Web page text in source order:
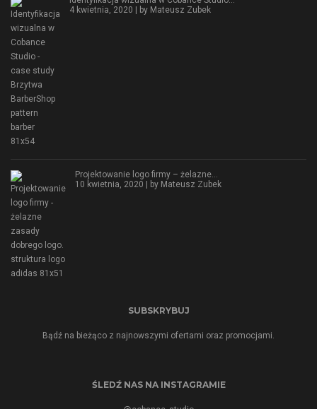
4 kwietnia, 2020 | by Mateusz Zubek
Projektowanie logo firmy – żelazne…
10 kwietnia, 2020 | by Mateusz Zubek
SUBSKRYBUJ
Bądź na bieżąco z najnowszymi ofertami oraz promocjami.
ŚLEDŹ NAS NA INSTAGRAMIE